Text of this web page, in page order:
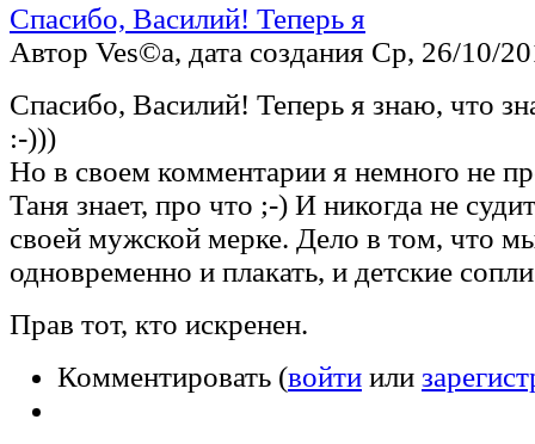
Спасибо, Василий! Теперь я
Автор Ves©a, дата создания Ср, 26/10/
Спасибо, Василий! Теперь я знаю, что
:-)))
Но в своем комментарии я немного не
Таня знает, про что ;-) И никогда не
своей мужской мерке. Дело в том, что
одновременно и плакать, и детские
Прав тот, кто искренен.
Комментировать (войти или